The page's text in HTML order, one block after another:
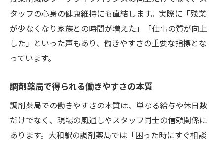
タッフの心身の健康維持にも直結します。実際に「残業
が少なくなり家族との時間が増えた」「仕事の質が向上
した」といった声もあり、働きやすさの重要な指標とな
っています。
調剤薬局で得られる働きやすさの本質
調剤薬局での働きやすさの本質は、単なる給与や休日数
だけでなく、現場の風通しやスタッフ同士の信頼関係に
あります。大和駅の調剤薬局では「困った時にすぐ相談